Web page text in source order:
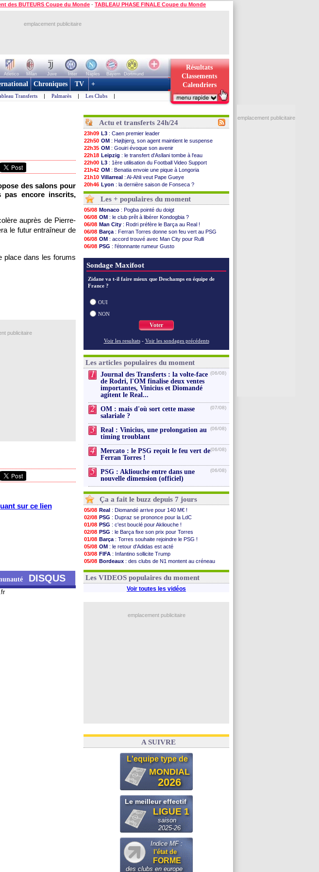
des BUTEURS Coupe du Monde - TABLEAU PHASE FINALE Coupe du Monde
emplacement publicitaire
Atletico Milan Juve Inter Naples Bayern
Dortmund
Résultats
Classements
Calendriers
Chroniques TV +
Transferts | Palmarès | Les Clubs |
des salons pour
encore inscrits,
auprès de Pierre-
le futur entraîneur de
place dans les forums
publicitaire
sur ce lien
DISQUS
Actu et transferts 24h/24
23h09 L3 : Caen premier leader
22h50 OM : Højbjerg, son agent maintient le suspense
22h35 OM : Gouiri évoque son avenir
22h18 Leipzig : le transfert d'Asllani tombe à l'eau
22h00 L3 : 1ère utilisation du Football Video Support
21h42 OM : Benatia envoie une pique à Longoria
21h10 Villarreal : Al-Ahli veut Pape Gueye
20h46 Lyon : la dernière saison de Fonseca ?
20h30 OM: un nouveau prétendant pour Højbjerg
20h01
Brest: un gardien norvégien en approche ?
19h18 OM: McCourt a versé 120 M€ en 2026
19h09
PSG: 4 retours dans le groupe face à Man Utd ...
18h48
Nice: Kevin Carlos va partir en Italie
18h37
L1: prison avec sursis requis contre un arbitre
18h29
Leganés: c'est signé pour Luca Zidane (off.)
17h58
Atletico: Ruggeri en route pour Aston Villa
17h46
Monaco: Filipe Luis soutient Biereth
17h32 Lyon: Mangala prêté à Getafe (officiel)
17h16 PSG : Nsoki va signer en Croatie
16h59 Arsenal: Naples vise Gabriel Jesus
16h37 Real: Mastantuono prêté à la Fiorentina (off.)
16h33 Man City
16h22 Palace
Les + populaires du moment
05/08 Monaco : Pogba pointé du doigt
06/08 OM : le club prêt à libérer Kondogbia ?
06/08 Man City : Rodri préfère le Barça au Real !
06/08 Barça : Ferran Torres donne son feu vert au PSG
06/08 OM : accord trouvé avec Man City pour Rulli
06/08 PSG : l'étonnante rumeur Gusto
Sondage Maxifoot
Zidane va t-il faire mieux que Deschamps en équipe de
France ?
OUI
NON
Voter
Voir les resultats - Voir les sondages précédents
Les articles populaires du moment
1
Journal des Transferts : la volte-face
de Rodri, l'OM finalise deux ventes
importantes, Vinicius et Diomandé
agitent le Real...
(06/08)
2
OM : mais d'où sort cette masse
salariale ?
(07/08)
3
Real : Vinicius, une prolongation au
timing troublant
(06/08)
4
Mercato : le PSG reçoit le feu vert de
Ferran Torres !
(06/08)
5
PSG : Akliouche entre dans une
nouvelle dimension (officiel)
(06/08)
Ça a fait le buzz depuis 7 jours
05/08 Real : Diomandé arrive pour 140 M€ !
02/08 PSG : Dupraz se prononce pour la LdC
01/08 PSG : c'est bouclé pour Akliouche !
02/08 PSG : le Barça fixe son prix pour Torres
01/08 Barça : Torres souhaite rejoindre le PSG !
05/08 OM : le retour d'Adidas est acté
03/08 FIFA : Infantino sollicite Trump
05/08 Bordeaux : des clubs de N1 montent au créneau
03/08 Real: le démenti de Leipzig pour Diomandé
Les VIDEOS populaires du moment
Voir toutes les vidéos
emplacement publicitaire
A SUIVRE
L'equipe type de
MONDIAL
2026
Le meilleur effectif
LIGUE 1
saison
2025-26
Indice MF :
l'état de
FORME
des clubs en europe
emplacement publicitaire